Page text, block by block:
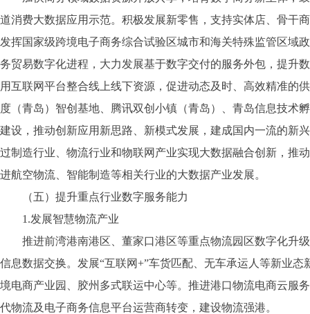
道消费大数据应用示范。积极发展新零售，支持实体店、骨干
发挥国家级跨境电子商务综合试验区城市和海关特殊监管区域
务贸易数字化进程，大力发展基于数字交付的服务外包，提升
用互联网平台整合线上线下资源，促进动态及时、高效精准的
度（青岛）智创基地、腾讯双创小镇（青岛）、青岛信息技术
建设，推动创新应用新思路、新模式发展，建成国内一流的新
过制造行业、物流行业和物联网产业实现大数据融合创新，推
进航空物流、智能制造等相关行业的大数据产业发展。
（五）提升重点行业数字服务能力
1.发展智慧物流产业
推进前湾港南港区、董家口港区等重点物流园区数字化升级
信息数据交换。发展“互联网+”车货匹配、无车承运人等新业
境电商产业园、胶州多式联运中心等。推进港口物流电商云服
代物流及电子商务信息平台运营商转变，建设物流强港。